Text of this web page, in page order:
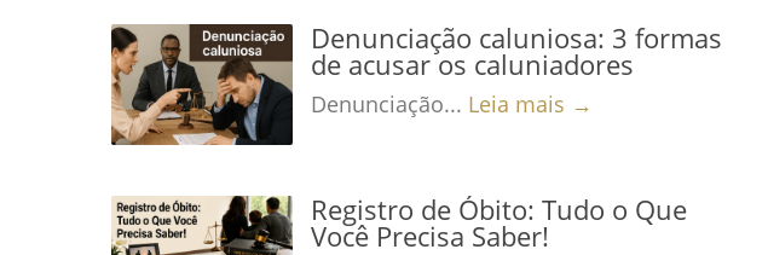
Denunciação caluniosa: 3 formas
de acusar os caluniadores
Denunciação... Leia mais →
Registro de Óbito: Tudo o Que
Você Precisa Saber!